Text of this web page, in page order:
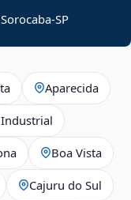
SP
Aparecida
Boa Vista
Cajuru do Sul